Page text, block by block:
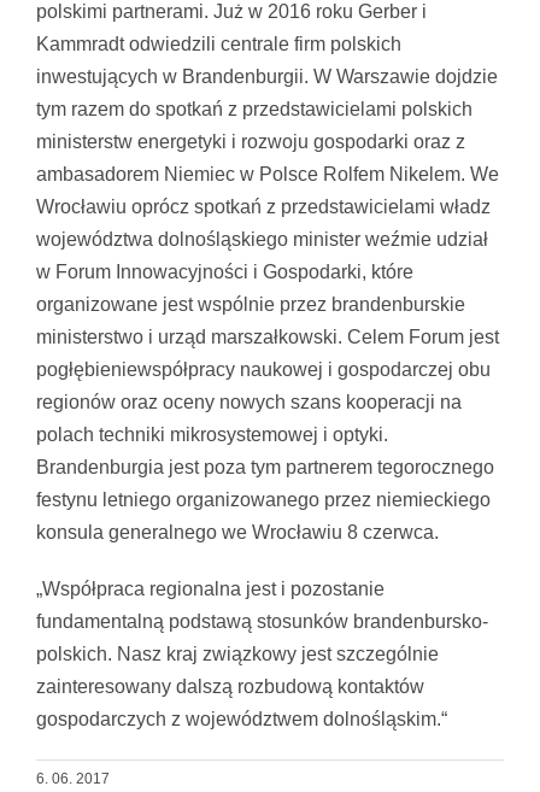
polskimi partnerami. Już w 2016 roku Gerber i
Kammradt odwiedzili centrale firm polskich
inwestujących w Brandenburgii. W Warszawie dojdzie
tym razem do spotkań z przedstawicielami polskich
ministerstw energetyki i rozwoju gospodarki oraz z
ambasadorem Niemiec w Polsce Rolfem Nikelem. We
Wrocławiu oprócz spotkań z przedstawicielami władz
województwa dolnośląskiego minister weźmie udział
w Forum Innowacyjności i Gospodarki, które
organizowane jest wspólnie przez brandenburskie
ministerstwo i urząd marszałkowski. Celem Forum jest
pogłębieniewspółpracy naukowej i gospodarczej obu
regionów oraz oceny nowych szans kooperacji na
polach techniki mikrosystemowej i optyki.
Brandenburgia jest poza tym partnerem tegorocznego
festynu letniego organizowanego przez niemieckiego
konsula generalnego we Wrocławiu 8 czerwca.
„Współpraca regionalna jest i pozostanie
fundamentalną podstawą stosunków brandenbursko-
polskich. Nasz kraj związkowy jest szczególnie
zainteresowany dalszą rozbudową kontaktów
gospodarczych z województwem dolnośląskim.“
6. 06. 2017